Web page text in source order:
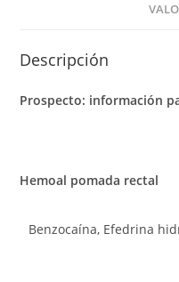
Descripción
Prospecto: información
Hemoal pomada rectal
Benzocaína, Efedrina